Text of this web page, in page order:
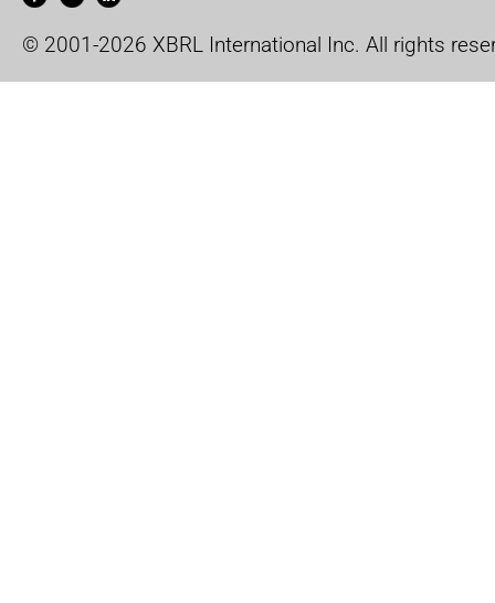
© 2001-2026 XBRL International Inc. All rights